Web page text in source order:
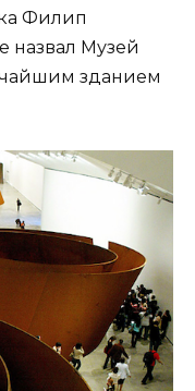
Филип
назвал Музей
зданием